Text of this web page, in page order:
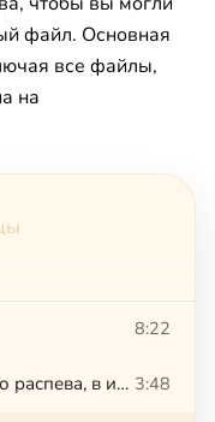
файл. Основная
все файлы,
на
8:22
Великая ектения (знаменного распева, в изложении иеромонаха Феодосия) 3:48